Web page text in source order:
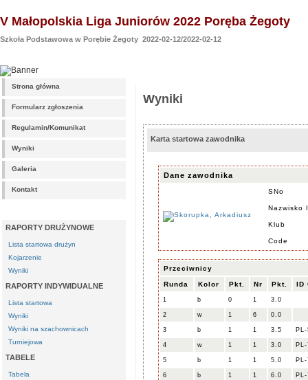
V Małopolskia Liga Juniorów 2022 Poręba Żegoty
Szkoła Podstawowa w Porębie Żegoty 2022-02-12/2022-02-12
Strona główna
Formularz zgłoszenia
Regulamin/Komunikat
Wyniki
Galeria
Kontakt
RAPORTY DRUŻYNOWE
Lista startowa drużyn
Kojarzenie
Wyniki
RAPORTY INDYWIDUALNE
Lista startowa
Wyniki
Wyniki na szachownicach
Turniejowa
TABELE
Tabela
Wyniki
Karta startowa zawodnika
Dane zawodnika
SNo
Nazwisko
Klub
Code
Przeciwnicy
Runda Kolor Pkt. Nr Pkt. ID
1 b 0 1 3.0
2 w 1 6 0.0
3 b 1 1 3.5
4 w 1 1 3.0
5 b 1 1 5.0
6 b 1 1 6.0